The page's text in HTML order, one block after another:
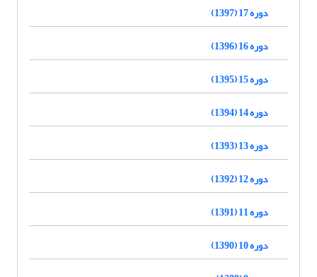
دوره 17 (1397)
دوره 16 (1396)
دوره 15 (1395)
دوره 14 (1394)
دوره 13 (1393)
دوره 12 (1392)
دوره 11 (1391)
دوره 10 (1390)